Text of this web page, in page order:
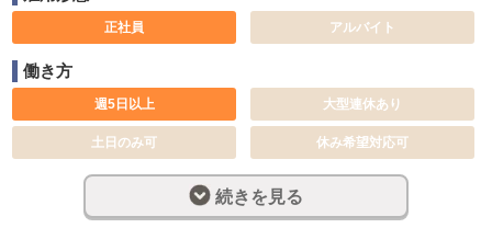
正社員 アルバイト
働き方
週5日以上 大型連休あり
土日のみ可 休み希望対応可
長期歓迎 週休2日制
完全週休2日制 社員登用制度あり
続きを見る